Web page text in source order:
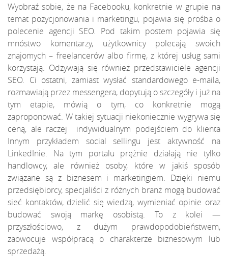
Wyobraź sobie, że na Facebooku, konkretnie w grupie na
temat pozycjonowania i marketingu, pojawia się prośba o
polecenie agencji SEO. Pod takim postem pojawia się
mnóstwo komentarzy, użytkownicy polecają swoich
znajomych – freelancerów albo firmę, z której usług sami
korzystają. Odzywają się również przedstawiciele agencji
SEO. Ci ostatni, zamiast wysłać standardowego e-maila,
rozmawiają przez messengera, dopytują o szczegóły i już na
tym etapie, mówią o tym, co konkretnie mogą
zaproponować. W takiej sytuacji niekoniecznie wygrywa się
ceną, ale raczej indywidualnym podejściem do klienta
Innym przykładem social sellingu jest aktywność na
LinkedInie. Na tym portalu prężnie działają nie tylko
handlowcy, ale również osoby, które w jakiś sposób
związane są z biznesem i marketingiem. Dzięki niemu
przedsiębiorcy, specjaliści z różnych branż mogą budować
sieć kontaktów, dzielić się wiedzą, wymieniać opinie oraz
budować swoją markę osobistą. To z kolei —
przyszłościowo, z dużym prawdopodobieństwem,
zaowocuje współpracą o charakterze biznesowym lub
sprzedażą.